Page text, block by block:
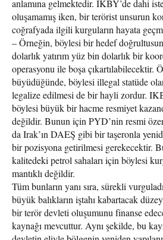
anlamına gelmektedir. IKBY’de dahi
oluşamamış iken, bir terörist unsurun
coğrafyada ilgili kurguların hayata
– Örneğin, böylesi bir hedef
dolarlık yatırım yüz bin dolarlık bir
operasyonu ile boşa çıkartılabilecektir.
büyüdüğünde, böylesi illegal statüde
legalize edilmesi de bir hayli zordur.
böylesi büyük bir hacme resmiyet
değildir. Bunun için PYD’nin resmi
da Irak’ın DAEŞ gibi bir taşeronla
bir pozisyona getirilmesi gerekecektir.
kalitedeki petrol sahaları için böylesi
mantıklı değildir.
Tüm bunların yanı sıra, sürekli
büyük balıkların iştahı kabartacak
bir terör devleti oluşumunu finanse
kaynağı mevcuttur. Aynı şekilde, bu